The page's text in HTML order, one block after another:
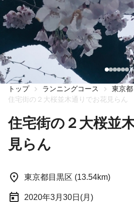
トップ ランニングコース 東京都
住宅街の２大桜並木通りでお花見らん
住宅街の２大桜並
見らん
東京都目黒区 (13.54km)
2020年3月30日(月)